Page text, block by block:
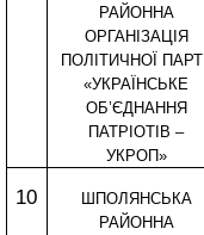
РАЙОННА
ОРГАНІЗАЦІЯ
ПОЛІТИЧНОЇ ПАРТІЇ
«УКРАЇНСЬКЕ
ОБ’ЄДНАННЯ
ПАТРІОТІВ –
УКРОП»
10
ШПОЛЯНСЬКА
РАЙОННА